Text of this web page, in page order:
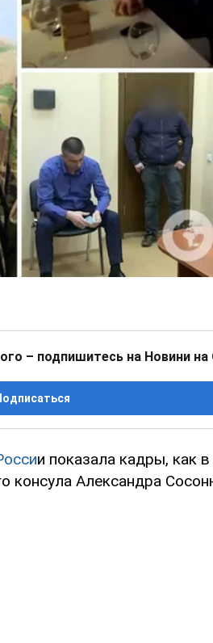
– подпишитесь на Новини на
и показала кадры, как
консула Александра